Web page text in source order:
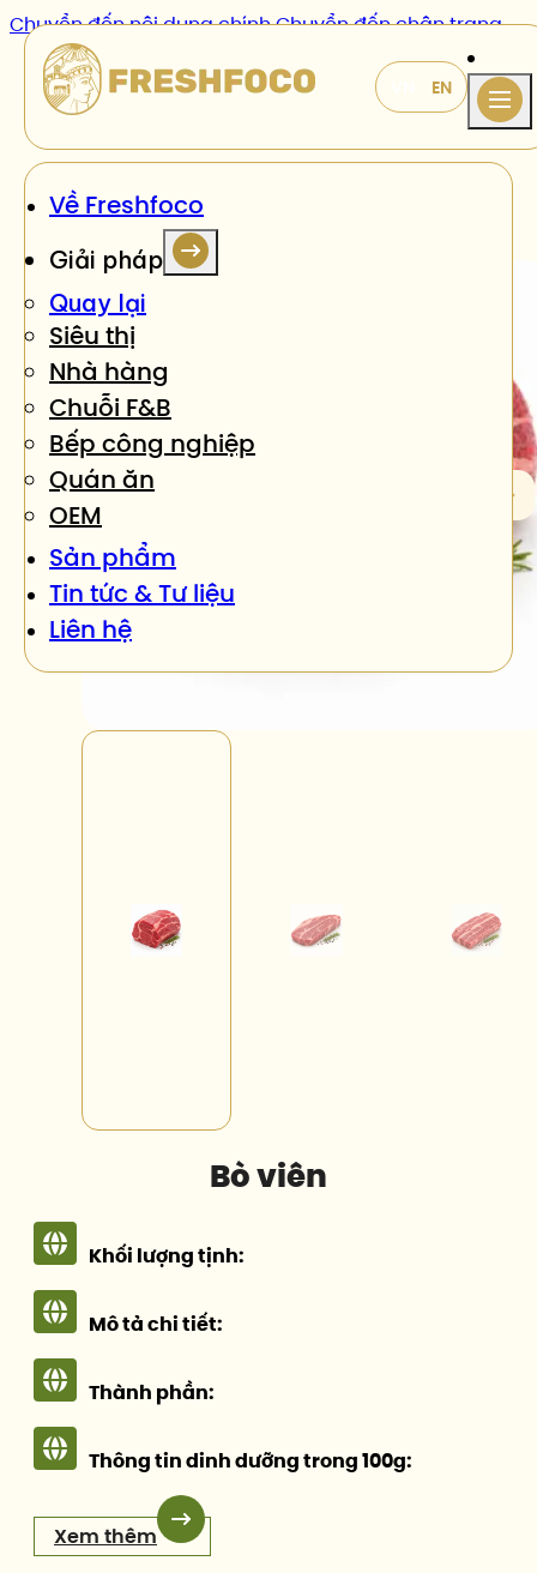
Chuyển đến nội dung chínhChuyển đến chân trang
Về Freshfoco
Giải pháp
Quay lại
Siêu thị
Nhà hàng
Chuỗi F&B
Bếp công nghiệp
Quán ăn
OEM
Sản phẩm
Tin tức & Tư liệu
Liên hệ
Sản phẩm/Bò viên
Bò viên
Khối lượng tịnh:
Mô tả chi tiết:
Thành phần:
Thông tin dinh dưỡng trong 100g:
Xem thêm